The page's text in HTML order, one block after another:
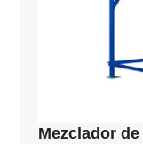
Mezclador